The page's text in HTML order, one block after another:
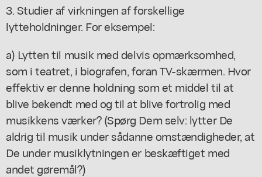
3. Studier af virkningen af forskellige
lytteholdninger. For eksempel:
a) Lytten til musik med delvis opmærksomhed,
som i teatret, i biografen, foran TV-skærmen. Hvor
effektiv er denne holdning som et middel til at
blive bekendt med og til at blive fortrolig med
musikkens værker? (Spørg Dem selv: lytter De
aldrig til musik under sådanne omstændigheder, at
De under musiklytningen er beskæftiget med
andet gøremål?)